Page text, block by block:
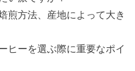
煎方法、産地によって大き
ヒーを選ぶ際に重要なポイ